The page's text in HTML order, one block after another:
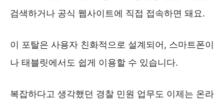
검색하거나 공식 웹사이트에 직접 접속하면 돼요.
이 포탈은 사용자 친화적으로 설계되어, 스마트폰이
나 태블릿에서도 쉽게 이용할 수 있습니다.
복잡하다고 생각했던 경찰 민원 업무도 이제는 온라